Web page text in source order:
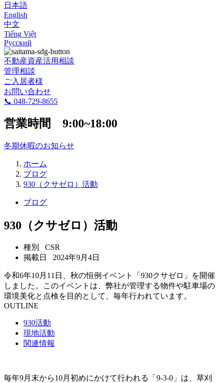
日本語​
English
中文​
Tiếng Việt
Русский
不動産資産活用相談
管理相談
ご入居者様
お問い合わせ
📞 048-729-8655
営業時間 9:00~18:00
冬期休暇のお知らせ
ホーム
ブログ
930（クサゼロ）活動
ブログ
930（クサゼロ）活動
種別
CSR
掲載日
2024年9月4日
令和6年10月11日、秋の恒例イベント「930クサゼロ」を開催
しました。このイベントは、弊社が管理する物件や駐車場の
環境美化と点検を目的として、毎年行われています。
OUTLINE
930活動
現地活動
関連情報
毎年9月末から10月初めにかけて行われる「9-3-0」は、草刈